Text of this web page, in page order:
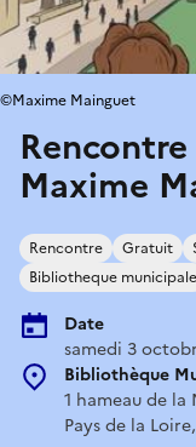
Maxime
Rencontre Gratuit
Bibliotheque municipale
Date
samedi 3
Bibliothèque
1 hameau de
Pays de la
©Maxime Mainguet